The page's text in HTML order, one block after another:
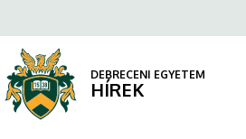
legújabb
belgyógyászati
eredményeket
a
tartalomra
DEBRECENI EGYETEM
HÍREK